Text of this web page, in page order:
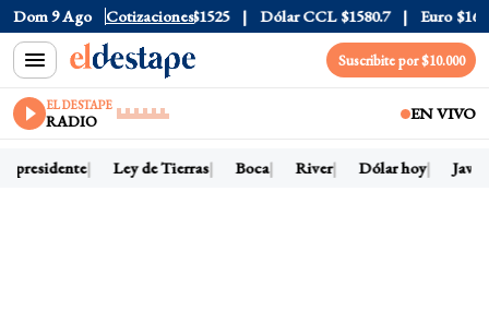
Dom 9 Ago Cotizaciones
$1976 Dólar Blue $1525 Dólar CCL $1580.7 Euro
Suscribite por $10.000
EL DESTAPE
RADIO EN VIVO
presidente Ley de Tierras Boca River Dólar hoy